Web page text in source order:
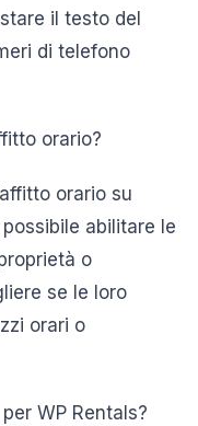
il testo del
di telefono
orario?
orario su
abilitare le
o
se le loro
orari o
WP Rentals?